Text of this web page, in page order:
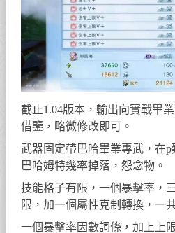
截止1.04版本，輸出向實戰畢
借鑒，略微修改即可。
武器固定帶巴哈畢業專武，在
巴哈姆特幾率掉落，怨念物。
技能格子有限，一個暴擊率，
限，加一個屬性克制轉換，一
一個暴擊率因數詞條，加上上